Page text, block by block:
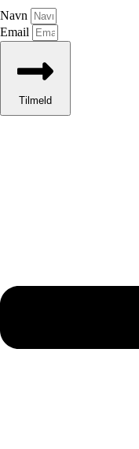
Navn
Email
Tilmeld